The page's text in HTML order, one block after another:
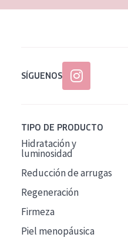
SÍGUENOS
TIPO DE PRODUCTO
Hidratación y
luminosidad
Reducción de arrugas
Regeneración
Firmeza
Piel menopáusica